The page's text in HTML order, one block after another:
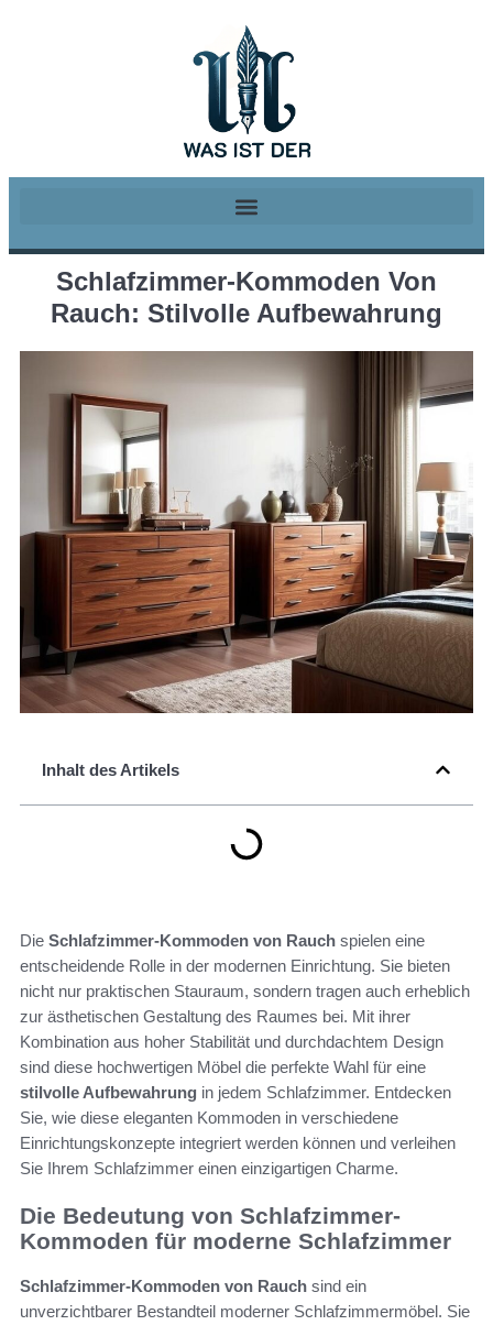
Schlafzimmer-Kommoden Von
Rauch: Stilvolle Aufbewahrung
Inhalt des Artikels
Die Schlafzimmer-Kommoden von Rauch spielen eine
entscheidende Rolle in der modernen Einrichtung. Sie bieten
nicht nur praktischen Stauraum, sondern tragen auch erheblich
zur ästhetischen Gestaltung des Raumes bei. Mit ihrer
Kombination aus hoher Stabilität und durchdachtem Design
sind diese hochwertigen Möbel die perfekte Wahl für eine
stilvolle Aufbewahrung in jedem Schlafzimmer. Entdecken
Sie, wie diese eleganten Kommoden in verschiedene
Einrichtungskonzepte integriert werden können und verleihen
Sie Ihrem Schlafzimmer einen einzigartigen Charme.
Die Bedeutung von Schlafzimmer-
Kommoden für moderne Schlafzimmer
Schlafzimmer-Kommoden von Rauch sind ein
unverzichtbarer Bestandteil moderner Schlafzimmermöbel. Sie